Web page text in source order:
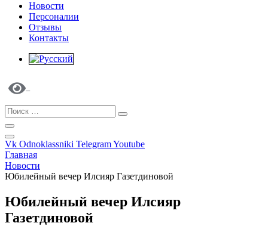
Новости
Персоналии
Отзывы
Контакты
Vk Odnoklassniki TelegramYoutube
Главная
Новости
Юбилейный вечер Илсияр Газетдиновой
Юбилейный вечер Илсияр
Газетдиновой